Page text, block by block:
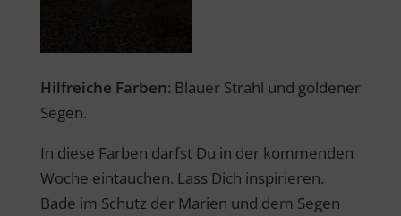
Hilfreiche Farben: Blauer Strahl und goldener
Segen.
In diese Farben darfst Du in der kommenden
Woche eintauchen. Lass Dich inspirieren.
Bade im Schutz der Marien und dem Segen